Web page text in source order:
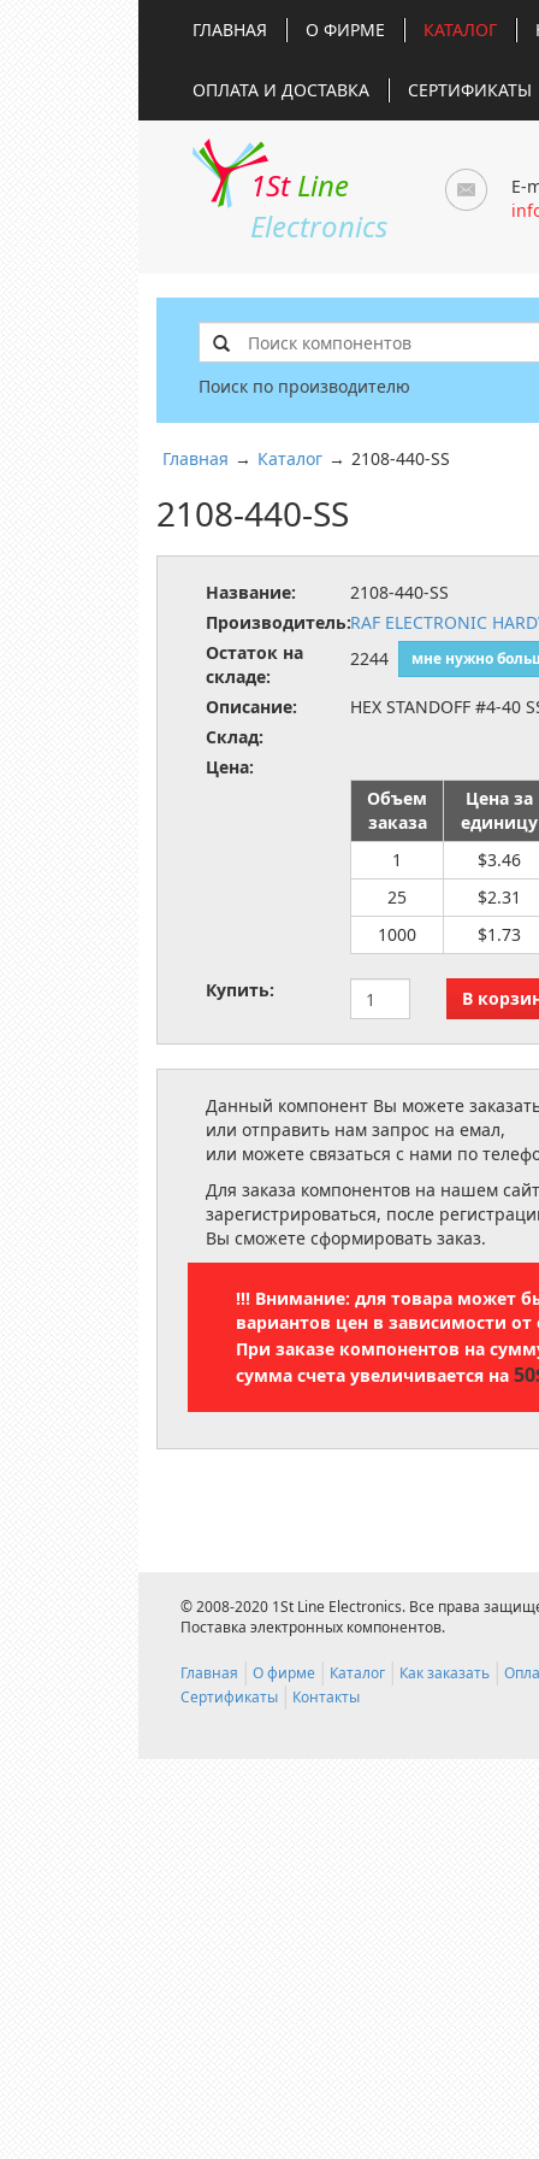
ГЛАВНАЯ О ФИРМЕ КАТАЛОГ
ОПЛАТА И ДОСТАВКА СЕРТИФИКАТЫ
1St Line
Electronics
E-
Поиск по производителю
Главная → Каталог → 2108-440-SS
2108-440-SS
Название:
2108-440-SS
Производитель:RAF ELECTRONIC
Остаток на
складе:
2244 мне нужно
Описание:
HEX STANDOFF #4-40
Склад:
Цена:
Объем
заказа
Цена за
единицу
1
$3.46
25
$2.31
1000
$1.73
Купить:
Данный компонент Вы можете
или отправить нам запрос на емал,
или можете связаться с нами по
Для заказа компонентов на нашем
зарегистрироваться, после
Вы сможете сформировать заказ.
!!! Внимание: для товара может
вариантов цен в зависимости от
При заказе компонентов на
сумма счета увеличивается на
© 2008-2020 1St Line Electronics. Все права
Поставка электронных компонентов.
Главная О фирме Каталог Как заказать
Сертификаты
Контакты